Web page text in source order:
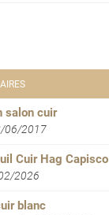
salon cuir
06/2017
Cuir Hag Capisco
2026
blanc